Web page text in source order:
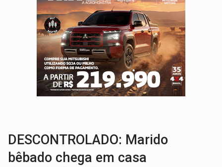
VÍDEO:Ladrão é filmado furtando moto na frente do bar
BOLSAS DE PESQUISA:Iniciativa Amazônia+10 lança chamada para fortalecer
MATERIAL:Brasil tem grandes reservas de urânio, mas produz pouco e
VÍDEO:Serpente capturada na fábrica da Coca-Cola é
HOMENAGEM:Cientistas cassados pelo AI-5 se tornam pesquisadores
DESCONTROLADO: Marido
bêbado chega em casa